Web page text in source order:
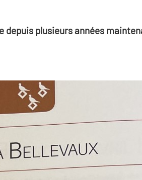
depuis plusieurs années